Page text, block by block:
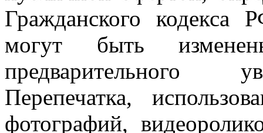
Гражданского
могут быть
предварительного
Перепечатка,
фотографий,